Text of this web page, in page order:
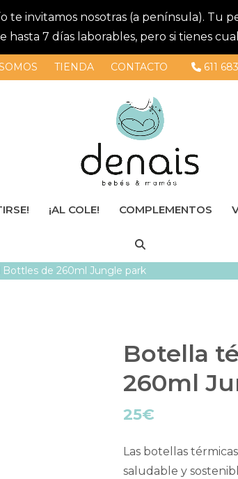
te invitamos nosotras (a península). Tu
hasta 7 días laborables, pero si tienes
TIENDA CONTACTO 611
¡AL COLE! COMPLEMENTOS
de 260ml Jungle park
Botella
260ml
25€
Las botellas
saludable y